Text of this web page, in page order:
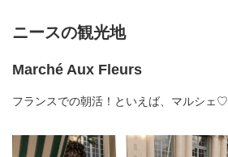
ニースの観光地
Marché Aux Fleurs
フランスでの朝活！といえば、マルシェ♡